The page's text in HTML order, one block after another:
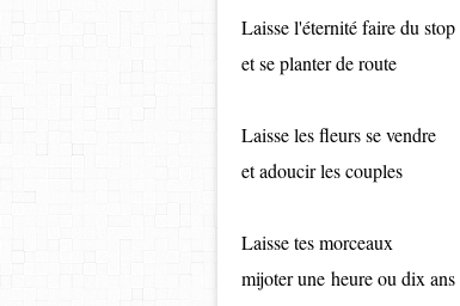
Laisse l'éternité faire du stop
et se planter de route
Laisse les fleurs se vendre
et adoucir les couples
Laisse tes morceaux
​​​​​​​mijoter une heure ou dix ans